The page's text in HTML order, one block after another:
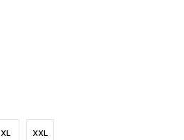
XL XXL